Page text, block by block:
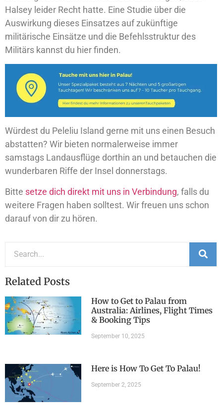
Halsey leider Recht hatte. Eine Studie über die
Auswirkung dieses Einsatzes auf zukünftige
militärische Einsätze und die Befehlsstruktur des
Militärs kannst du hier finden.
Würdest du Peleliu Island gerne mit uns einen Besuch
abstatten? Wir bieten normalerweise immer
samstags Landausflüge dorthin an und betauchen die
wunderbaren Riffe der Insel donnerstags.
Bitte setze dich direkt mit uns in Verbindung, falls du
weitere Fragen haben solltest. Wir freuen uns schon
darauf von dir zu hören.
Related Posts
How to Get to Palau from
Australia: Airlines, Flight Times
& Booking Tips
September 10, 2025
Here is How To Get To Palau!
September 2, 2025